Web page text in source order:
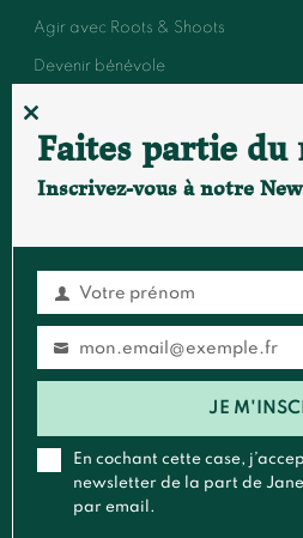
Agir avec Roots & Shoots
Devenir bénévole
Événements et conférences
FAIRE UN
Contact
Général:contact@janegoodall.fr
Pour toute correspondance
CLOSE
THIS
MODULE
Faites partie du
Inscrivez-vous à notre
PrénomVotre prénom
Emailmon.email@exemple.fr
JE
En cochant cette case,
newsletter de la part de
par email.